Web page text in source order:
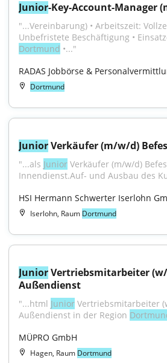
Junior-Key-Account-Manager
"...Vereinbarung) • Arbeitszeit:
Dortmund •..."
RADAS Jobbörse &
Dortmund
Junior Verkäufer (m/w/d)
"...als Junior Verkäufer (m/w/d)
Innendienst.Auf- und Ausbau des
HSI Hermann Schwerter Iserlohn
Iserlohn, Raum Dortmund
Junior Vertriebsmitarbeiter
Außendienst
"...html Junior Vertriebsmitarbeiter
Außendienst in der Region
MÜPRO GmbH
Hagen, Raum Dortmund